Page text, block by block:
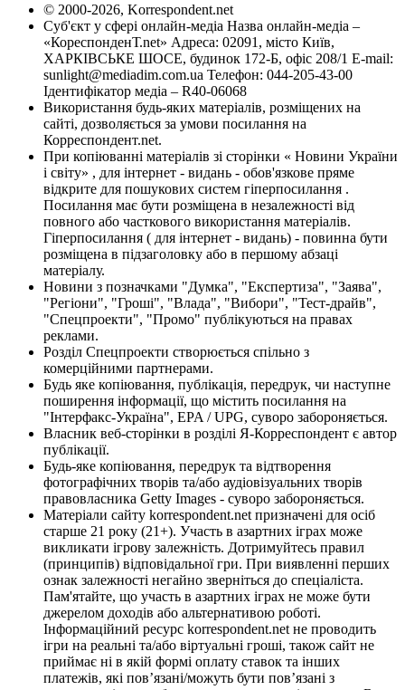
© 2000-2026, Korrespondent.net
Суб'єкт у сфері онлайн-медіа Назва онлайн-медіа –
«КореспонденТ.net» Адреса: 02091, місто Київ,
ХАРКІВСЬКЕ ШОСЕ, будинок 172-Б, офіс 208/1 E-mail:
sunlight@mediadim.com.ua Телефон: 044-205-43-00
Ідентифікатор медіа – R40-06068
Використання будь-яких матеріалів, розміщених на
сайті, дозволяється за умови посилання на
Корреспондент.net.
При копіюванні матеріалів зі сторінки « Новини України
і світу» , для інтернет - видань - обов'язкове пряме
відкрите для пошукових систем гіперпосилання .
Посилання має бути розміщена в незалежності від
повного або часткового використання матеріалів.
Гіперпосилання ( для інтернет - видань) - повинна бути
розміщена в підзаголовку або в першому абзаці
матеріалу.
Новини з позначками "Думка", "Експертиза", "Заява",
"Регіони", "Гроші", "Влада", "Вибори", "Тест-драйв",
"Спецпроекти", "Промо" публікуються на правах
реклами.
Розділ Спецпроекти створюється спільно з
комерційними партнерами.
Будь яке копіювання, публікація, передрук, чи наступне
поширення інформації, що містить посилання на
"Інтерфакс-Україна", EPA / UPG, суворо забороняється.
Власник веб-сторінки в розділі Я-Корреспондент є автор
публікації.
Будь-яке копіювання, передрук та відтворення
фотографічних творів та/або аудіовізуальних творів
правовласника Getty Images - суворо забороняється.
Матеріали сайту korrespondent.net призначені для осіб
старше 21 року (21+). Участь в азартних іграх може
викликати ігрову залежність. Дотримуйтесь правил
(принципів) відповідальної гри. При виявленні перших
ознак залежності негайно зверніться до спеціаліста.
Пам'ятайте, що участь в азартних іграх не може бути
джерелом доходів або альтернативою роботі.
Інформаційний ресурс korrespondent.net не проводить
ігри на реальні та/або віртуальні гроші, також сайт не
приймає ні в якій формі оплату ставок та інших
платежів, які пов’язані/можуть бути пов’язані з